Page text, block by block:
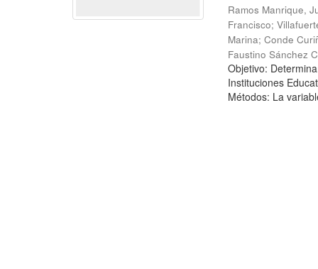
Ramos Manrique,
Francisco;
Marina;Conde
Faustino Sánchez
Objetivo:
Instituciones
Métodos: La